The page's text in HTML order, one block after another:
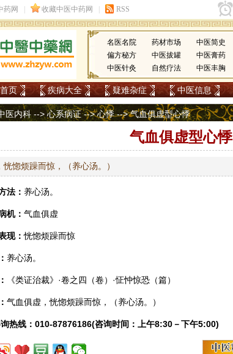
名医名院 药材市场 中医简史
偏方秘方
中医拔罐 中医膏药
中医针灸
自然疗法 中医丰胸
页 疾病大全 疑难杂症 中医信息
医内科 -->心系病证-->心悸--> 气血俱虚型心悸
气血俱虚型心悸
惚烦躁而惊，（养心汤。）
法： 养心汤。
机： 气血俱虚
现：恍惚烦躁而惊
养心汤。
《类证治裁》·卷之四（卷）·怔忡惊恐（篇）
气血俱虚，恍惚烦躁而惊，（养心汤。）
热线：010-87876186(咨询时间：上午8:30－下午5:00)